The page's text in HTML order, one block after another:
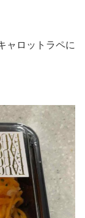
ャロットラペに